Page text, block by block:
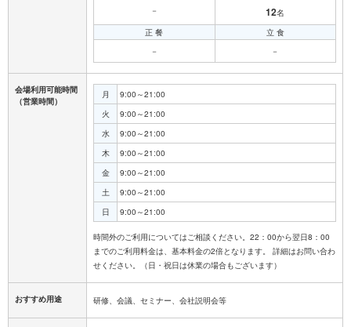
－
12名
正 餐
－
立 食
－
会場利用可能時間
（営業時間）
月
9:00～21:00
火
9:00～21:00
水
9:00～21:00
木
9:00～21:00
金
9:00～21:00
土
9:00～21:00
日
9:00～21:00
時間外のご利用についてはご相談ください。22：00から翌日8：00
までのご利用料金は、基本料金の2倍となります。 詳細はお問い合わ
おすすめ用途 研修、会議、セミナー、会社説明会等